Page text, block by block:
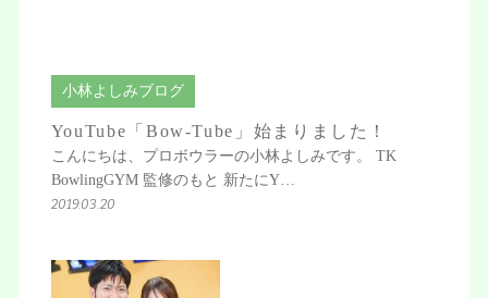
小林よしみブログ
YouTube「Bow-Tube」始まりました！
こんにちは、プロボウラーの小林よしみです。 TK
BowlingGYM 監修のもと 新たにY…
2019.03.20